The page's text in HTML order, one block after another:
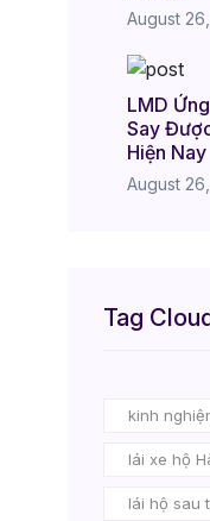
August
LMD
Say
Hiện Nay
August
Tag
kinh
lái xe hộ
lái hộ sau